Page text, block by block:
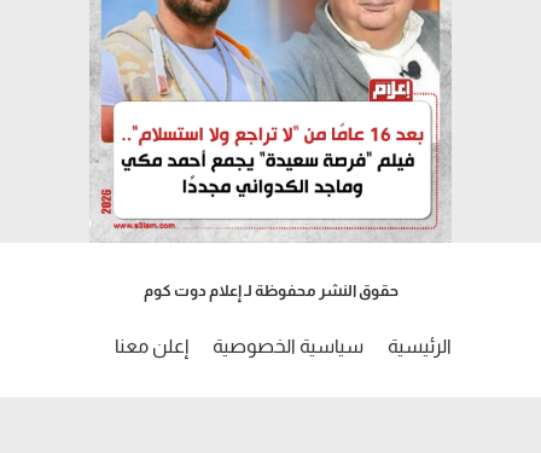
حقوق النشر محفوظة لـ إعلام دوت كوم
الرئيسية سياسية الخصوصية إعلن معنا